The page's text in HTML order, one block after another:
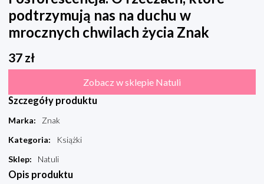
podtrzymują nas na duchu w
mrocznych chwilach życia Znak
37 zł
Zobacz w sklepie Natuli
Szczegóły produktu
Marka:
Znak
Kategoria:
Książki
Sklep: Natuli
Opis produktu